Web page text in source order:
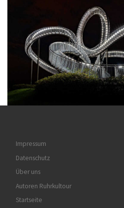
Impressum
Datenschutz
Über uns
Autoren Ruhrkultour
Startseite